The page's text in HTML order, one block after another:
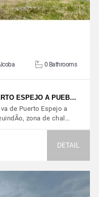
0 Bathrooms
ESPEJO A PUEB…
de Puerto Espejo a
zona de chal…
DETAIL